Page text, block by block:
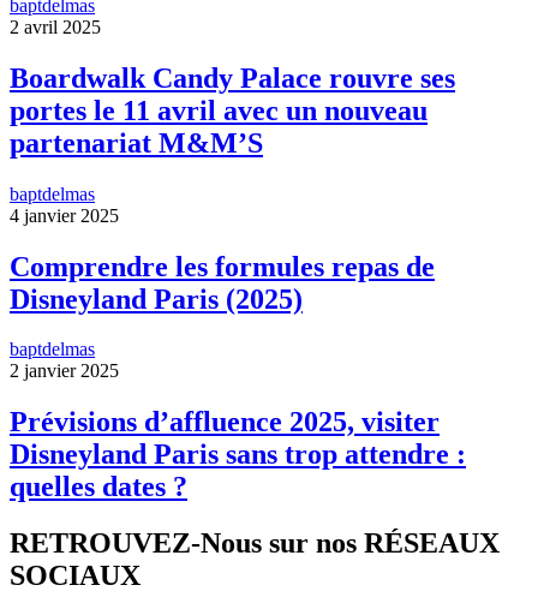
baptdelmas
2 avril 2025
Boardwalk Candy Palace rouvre ses
portes le 11 avril avec un nouveau
partenariat M&M’S
baptdelmas
4 janvier 2025
Comprendre les formules repas de
Disneyland Paris (2025)
baptdelmas
2 janvier 2025
Prévisions d’affluence 2025, visiter
Disneyland Paris sans trop attendre :
quelles dates ?
RETROUVEZ-Nous sur nos RÉSEAUX
SOCIAUX